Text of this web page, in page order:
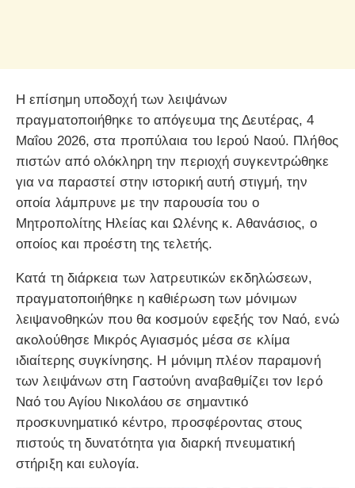
Η επίσημη υποδοχή των λειψάνων
πραγματοποιήθηκε το απόγευμα της Δευτέρας, 4
Μαΐου 2026, στα προπύλαια του Ιερού Ναού. Πλήθος
πιστών από ολόκληρη την περιοχή συγκεντρώθηκε
για να παραστεί στην ιστορική αυτή στιγμή, την
οποία λάμπρυνε με την παρουσία του ο
Μητροπολίτης Ηλείας και Ωλένης κ. Αθανάσιος, ο
οποίος και προέστη της τελετής.
Κατά τη διάρκεια των λατρευτικών εκδηλώσεων,
πραγματοποιήθηκε η καθιέρωση των μόνιμων
λειψανοθηκών που θα κοσμούν εφεξής τον Ναό, ενώ
ακολούθησε Μικρός Αγιασμός μέσα σε κλίμα
ιδιαίτερης συγκίνησης. Η μόνιμη πλέον παραμονή
των λειψάνων στη Γαστούνη αναβαθμίζει τον Ιερό
Ναό του Αγίου Νικολάου σε σημαντικό
προσκυνηματικό κέντρο, προσφέροντας στους
πιστούς τη δυνατότητα για διαρκή πνευματική
στήριξη και ευλογία.